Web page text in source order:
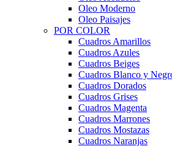
Oleo Moderno
Oleo Paisajes
POR COLOR
Cuadros Amarillos
Cuadros Azules
Cuadros Beiges
Cuadros Blanco y
Cuadros Dorados
Cuadros Grises
Cuadros Magenta
Cuadros Marrones
Cuadros Mostazas
Cuadros Naranjas